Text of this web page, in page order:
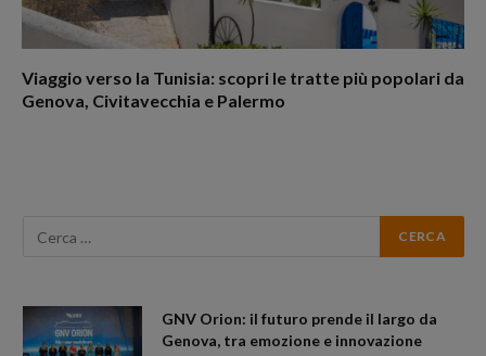
Viaggio verso la Tunisia: scopri le tratte più popolari da
Genova, Civitavecchia e Palermo
GNV Orion: il futuro prende il largo da
Genova, tra emozione e innovazione